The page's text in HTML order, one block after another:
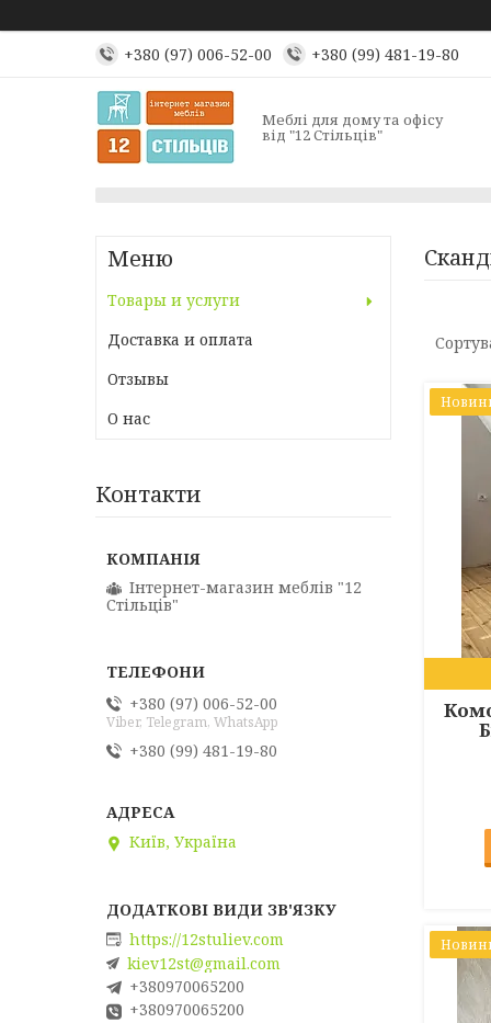
+380 (97) 006-52-00 +380 (99) 481-19-80
Меблі для дому та офісу
від "12 Стільців"
Товары и услуги
Доставка и оплата
Отзывы
О нас
Контакти
Інтернет-магазин меблів "12
Стільців"
+380 (97) 006-52-00
Viber, Telegram, WhatsApp
+380 (99) 481-19-80
Київ, Україна
https://12stuliev.com
kiev12st@gmail.com
+380970065200
+380970065200